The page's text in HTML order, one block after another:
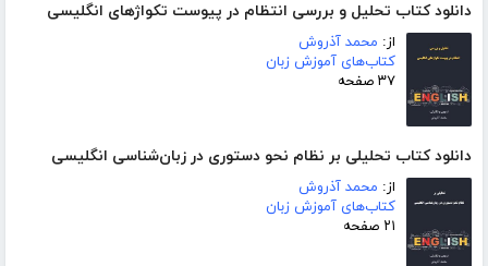
دانلود کتاب تحلیل و بررسی انتظام در پیوست تکواژهای انگلیسی
از: محمد آذروش
کتاب‌های آموزش زبان
۳۷ صفحه
دانلود کتاب تحلیلی بر نظام نحو دستوری در زبان‌شناسی انگلیسی
از: محمد آذروش
کتاب‌های آموزش زبان
۲۱ صفحه